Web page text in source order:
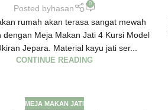
Posted byhasan 0
rumah akan terasa sangat mewah
dengan Meja Makan Jati 4 Kursi Model
Jepara. Material kayu jati ser...
CONTINUE READING
MEJA MAKAN JATI